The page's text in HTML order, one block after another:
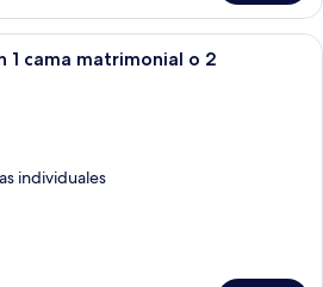
Ropa de cama de alta calidad y caja
1 cama matrimonial o 2
individuales